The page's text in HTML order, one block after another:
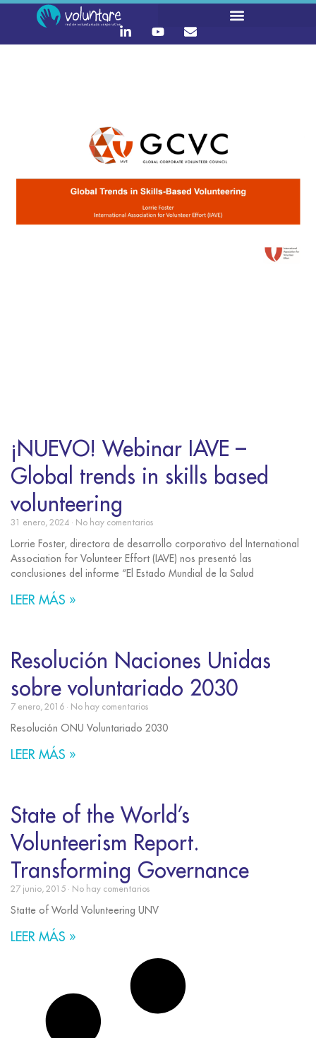
¡NUEVO! Webinar IAVE –
Global trends in skills based
volunteering
31 enero, 2024 No hay comentarios
Lorrie Foster, directora de desarrollo corporativo del International
Association for Volunteer Effort (IAVE) nos presentó las
conclusiones del informe “El Estado Mundial de la Salud
LEER MÁS »
Resolución Naciones Unidas
sobre voluntariado 2030
7 enero, 2016 No hay comentarios
Resolución ONU Voluntariado 2030
LEER MÁS »
State of the World’s
Volunteerism Report.
Transforming Governance
27 junio, 2015 No hay comentarios
Statte of World Volunteering UNV
LEER MÁS »